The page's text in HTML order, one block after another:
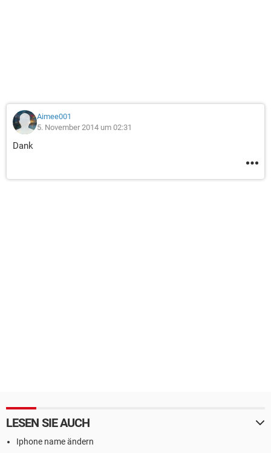
Aimee001
5. November 2014 um 02:31
Dank
LESEN SIE AUCH
Iphone name ändern